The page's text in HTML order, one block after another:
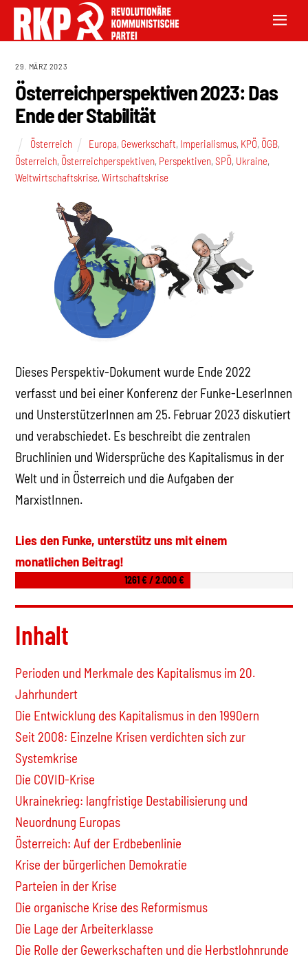
29. MÄRZ 2023
Österreichperspektiven 2023: Das
Ende der Stabilität
Österreich Europa, Gewerkschaft, Imperialismus, KPÖ, ÖGB,
Österreich, Österreichperspektiven, Perspektiven,SPÖ, Ukraine,
Weltwirtschaftskrise,Wirtschaftskrise
Dieses Perspektiv-Dokument wurde Ende 2022
verfasst und bei einer Konferenz der Funke-LeserInnen
und UnsterstützerInnen am 25. Februar 2023 diskutiert
und verabschiedet. Es beschreibt die zentralen
Bruchlinien und Widersprüche des Kapitalismus in der
Welt und in Österreich und die Aufgaben der
MarxistInnen.
Lies den Funke, unterstütz uns mit einem
monatlichen Beitrag!
1261 € / 2.000 €
Inhalt
Perioden und Merkmale des Kapitalismus im 20.
Jahrhundert
Die Entwicklung des Kapitalismus in den 1990ern
Seit 2008: Einzelne Krisen verdichten sich zur
Systemkrise
Die COVID-Krise
Ukrainekrieg: langfristige Destabilisierung und
Neuordnung Europas
Österreich: Auf der Erdbebenlinie
Krise der bürgerlichen Demokratie
Parteien in der Krise
Die organische Krise des Reformismus
Die Lage der Arbeiterklasse
Die Rolle der Gewerkschaften und die Herbstlohnrunde